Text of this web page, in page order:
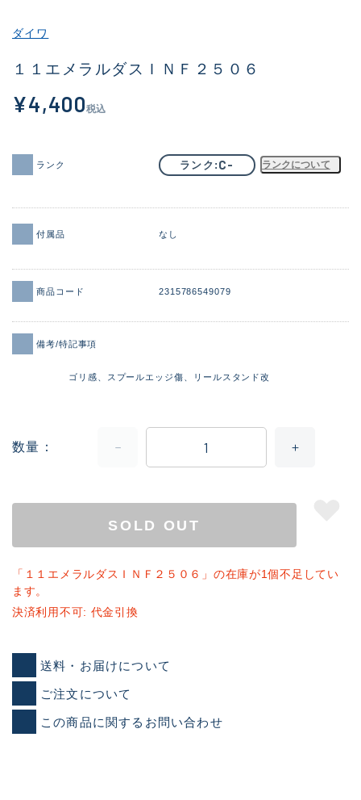
その他
新商品(2006)
価格
ダイワ
１１エメラルダスＩＮＦ２５０６
¥4,400税込
ランク ランク C- ランクについて
付属品 なし
商品コード 2315786549079
備考/特記事項
ゴリ感、スプールエッジ傷、リールスタンド改
数量
SOLD OUT
「１１エメラルダスＩＮＦ２５０６」の在庫が1個不足してい
ます。
決済利用不可: 代金引換
送料・お届けについて
ご注文について
この商品に関するお問い合わせ